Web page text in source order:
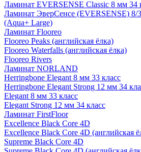
Ламинат EVERSENSE Classic 8 мм 34
Ламинат ЭверСенсе (EVERSENSE)
(Aqua+ Large)
Ламинат Flooreo
Flooreo Peaks (английская ёлка)
Flooreo Waterfalls (английская ёлка)
Flooreo Rivers
Ламинат NORLAND
Herringbone Elegant 8 мм 33 класс
Herringbone Elegant Strong 12 мм 34
Elegant 8 мм 33 класс
Elegant Strong 12 мм 34 класс
Ламинат FirstFloor
Excellence Black Core 4D
Excellence Black Core 4D (английская
Supreme Black Core 4D